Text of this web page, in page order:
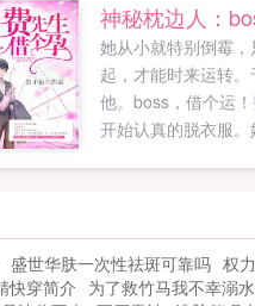
的样子，就像一只打
还真能打动我陈小强
子，可真像睡美人啊
音抓着他胳膊祈求
看看？终于，男孩
切齿的道你知不知
忘记分享给朋友...
神秘枕边人：
她从小就特别倒霉
起，才能时来运转
他。boss，借个运
开始认真的脱衣服
枕边人boss，借个
友...
盛世华肤一次性祛斑可靠吗 权
快穿简介 为了救竹马我不幸溺水